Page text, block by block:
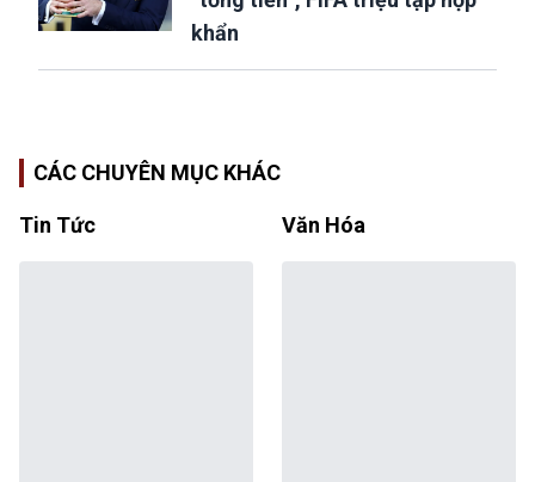
khẩn
CÁC CHUYÊN MỤC KHÁC
Tin Tức Văn Hóa